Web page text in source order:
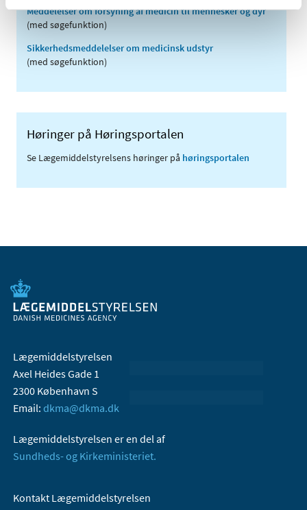
Meddelelser om forsyning af medicin til mennesker og dyr
(med søgefunktion)
Sikkerhedsmeddelelser om medicinsk udstyr
(med søgefunktion)
Høringer på Høringsportalen
Se Lægemiddelstyrelsens høringer på høringsportalen
Lægemiddelstyrelsen
Axel Heides Gade 1
2300 København S
Email: dkma@dkma.dk
Lægemiddelstyrelsen er en del af
Sundheds- og Kirkeministeriet.
Kontakt Lægemiddelstyrelsen